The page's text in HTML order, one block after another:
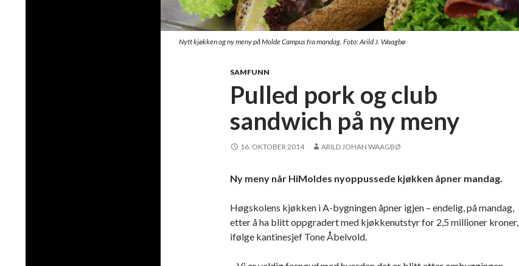
Nytt kjøkken og ny meny på Molde Campus fra mandag. Foto: Arild J. Waagbø
SAMFUNN
Pulled pork og club
sandwich på ny meny
16. OKTOBER 2014 ARILD JOHAN WAAGBØ
Ny meny når HiMoldes nyoppussede kjøkken åpner mandag.
Høgskolens kjøkken i A-bygningen åpner igjen – endelig, på mandag,
etter å ha blitt oppgradert med kjøkkenutstyr for 2,5 millioner kroner,
ifølge kantinesjef Tone Åbelvold.